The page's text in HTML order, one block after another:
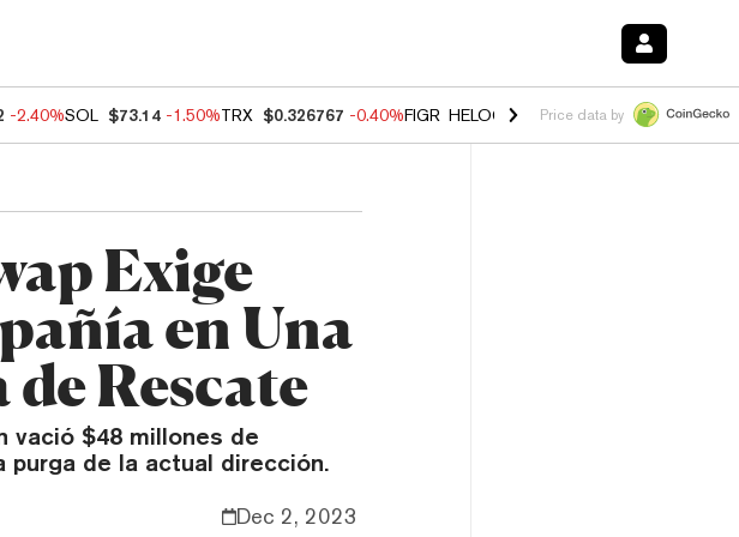
-2.40%SOL $73.14 -1.50%TRX $0.326767 -0.40%FIGR_HELOC $1.018 -0.70% HYPE $56.19
Price data by
Exige
en Una
Rescate
vació $48 millones de
purga de la actual dirección.
Dec 2, 2023